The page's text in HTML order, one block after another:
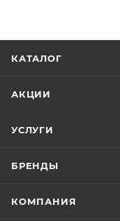
КАТАЛОГ
АКЦИИ
УСЛУГИ
БРЕНДЫ
КОМПАНИЯ